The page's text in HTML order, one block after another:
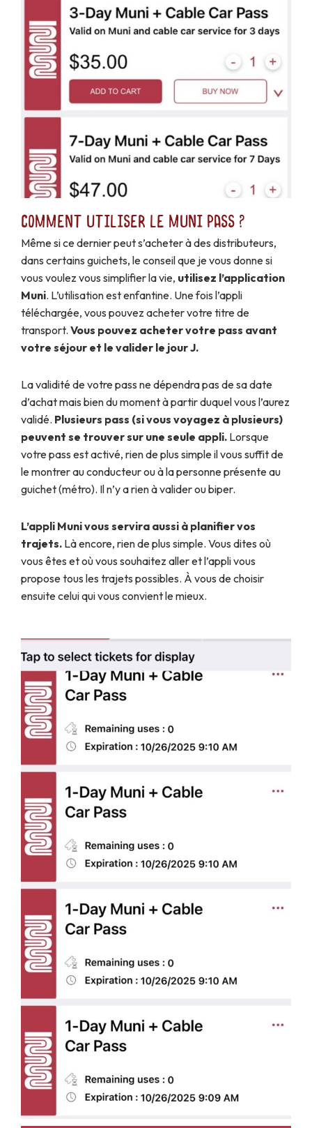
Comment utiliser le Muni Pass ?
Même si ce dernier peut s’acheter à des distributeurs,
dans certains guichets, le conseil que je vous donne si
vous voulez vous simplifier la vie, utilisez l’application
Muni. L’utilisation est enfantine. Une fois l’appli
téléchargée, vous pouvez acheter votre titre de
transport. Vous pouvez acheter votre pass avant
votre séjour et le valider le jour J.
La validité de votre pass ne dépendra pas de sa date
d’achat mais bien du moment à partir duquel vous l’aurez
validé. Plusieurs pass (si vous voyagez à plusieurs)
peuvent se trouver sur une seule appli. Lorsque
votre pass est activé, rien de plus simple il vous suffit de
le montrer au conducteur ou à la personne présente au
guichet (métro). Il n’y a rien à valider ou biper.
L’appli Muni vous servira aussi à planifier vos
trajets. Là encore, rien de plus simple. Vous dites où
vous êtes et où vous souhaitez aller et l’appli vous
propose tous les trajets possibles. À vous de choisir
ensuite celui qui vous convient le mieux.